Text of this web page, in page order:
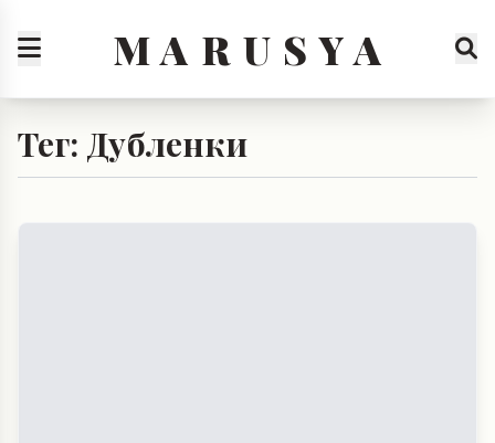
M A R U S Y A
Тег: Дубленки